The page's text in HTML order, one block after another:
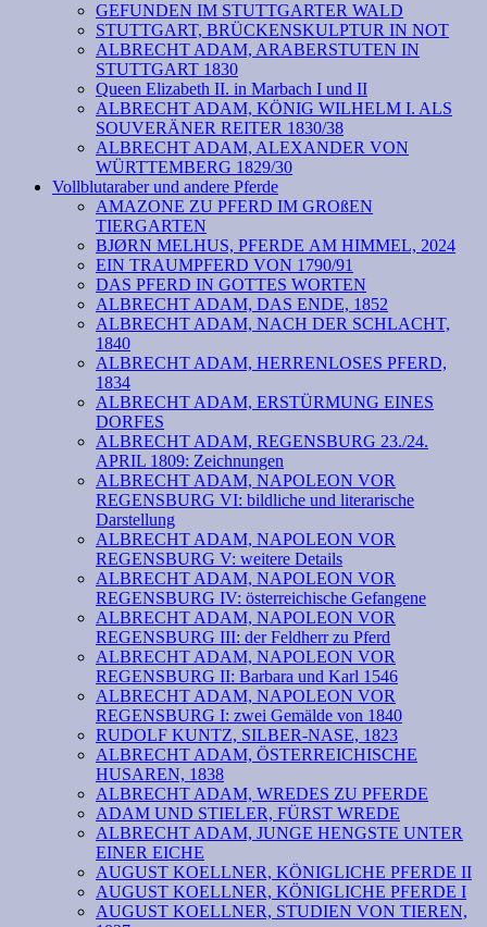
GEFUNDEN IM STUTTGARTER WALD
STUTTGART, BRÜCKENSKULPTUR IN NOT
ALBRECHT ADAM, ARABERSTUTEN IN
STUTTGART 1830
Queen Elizabeth II. in Marbach I und II
ALBRECHT ADAM, KÖNIG WILHELM I. ALS
SOUVERÄNER REITER 1830/38
ALBRECHT ADAM, ALEXANDER VON
WÜRTTEMBERG 1829/30
Vollblutaraber und andere Pferde
AMAZONE ZU PFERD IM GROßEN
TIERGARTEN
BJØRN MELHUS, PFERDE AM HIMMEL, 2024
EIN TRAUMPFERD VON 1790/91
DAS PFERD IN GOTTES WORTEN
ALBRECHT ADAM, DAS ENDE, 1852
ALBRECHT ADAM, NACH DER SCHLACHT,
1840
ALBRECHT ADAM, HERRENLOSES PFERD,
1834
ALBRECHT ADAM, ERSTÜRMUNG EINES
DORFES
ALBRECHT ADAM, REGENSBURG 23./24.
APRIL 1809: Zeichnungen
ALBRECHT ADAM, NAPOLEON VOR
REGENSBURG VI: bildliche und literarische
Darstellung
ALBRECHT ADAM, NAPOLEON VOR
REGENSBURG V: weitere Details
ALBRECHT ADAM, NAPOLEON VOR
REGENSBURG IV: österreichische Gefangene
ALBRECHT ADAM, NAPOLEON VOR
REGENSBURG III: der Feldherr zu Pferd
ALBRECHT ADAM, NAPOLEON VOR
REGENSBURG II: Barbara und Karl 1546
ALBRECHT ADAM, NAPOLEON VOR
REGENSBURG I: zwei Gemälde von 1840
RUDOLF KUNTZ, SILBER-NASE, 1823
ALBRECHT ADAM, ÖSTERREICHISCHE
HUSAREN, 1838
ALBRECHT ADAM, WREDES ZU PFERDE
ADAM UND STIELER, FÜRST WREDE
ALBRECHT ADAM, JUNGE HENGSTE UNTER
EINER EICHE
AUGUST KOELLNER, KÖNIGLICHE PFERDE II
AUGUST KOELLNER, KÖNIGLICHE PFERDE I
AUGUST KOELLNER, STUDIEN VON TIEREN,